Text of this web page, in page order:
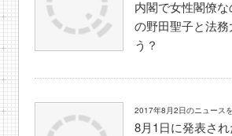
内閣で女性閣僚
の野田聖子と法務
う？
2017年8月2日のニュース
8月1日に発表さ